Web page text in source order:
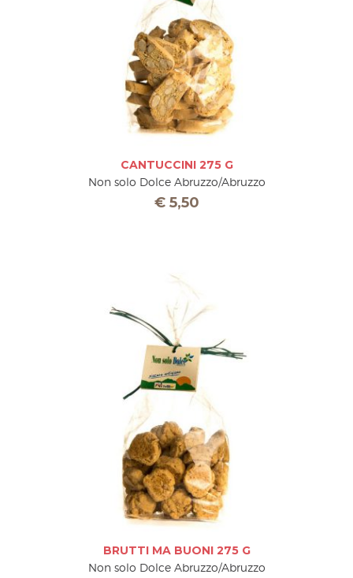
CANTUCCINI 275 G
Non solo Dolce Abruzzo/Abruzzo
€5,50
BRUTTI MA BUONI 275 G
Non solo Dolce Abruzzo/Abruzzo